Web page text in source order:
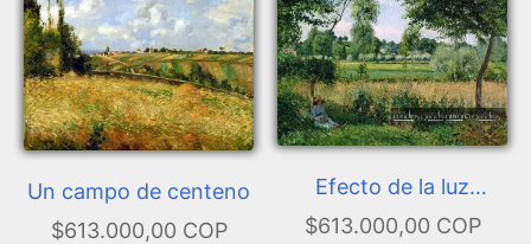
Un campo de centeno
$613.000,00 COP
Efecto de la luz
matinal en Éragny
$613.000,00 COP